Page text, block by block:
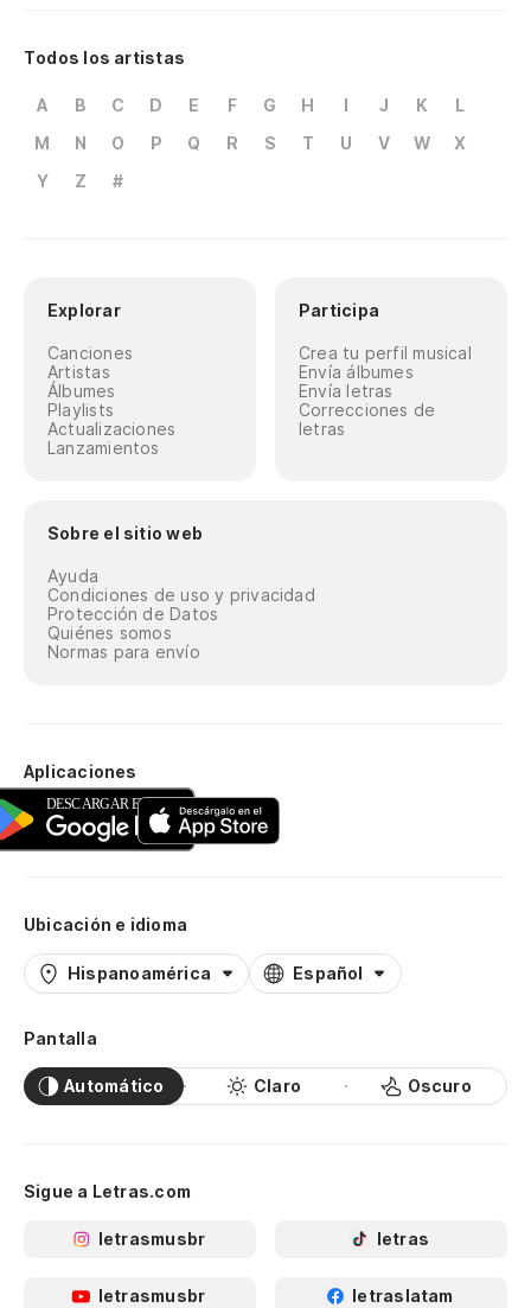
Todos los artistas
A B C D E F G H I J K
L
M
N O P Q R S T U V W
X
Y
Z #
Explorar
Canciones
Artistas
Álbumes
Playlists
Actualizaciones
Lanzamientos
Participa
Crea tu perfil musical
Envía álbumes
Envía letras
Correcciones de
letras
Sobre el sitio web
Ayuda
Condiciones de uso y privacidad
Protección de Datos
Quiénes somos
Normas para envío
Aplicaciones
Ubicación e idioma
Hispanoamérica Español
Pantalla
Automático Claro Oscuro
Sigue a Letras.com
letrasmusbr letras
letrasmusbr letraslatam